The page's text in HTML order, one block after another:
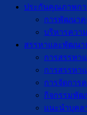
ประกันคุณภาพก
การพัฒนา
บริหารควา
สรรหาและพัฒนา
การสรรหา
การสรรหา
การจัดการค
กิจกรรมพัฒ
แนะนำบุคล